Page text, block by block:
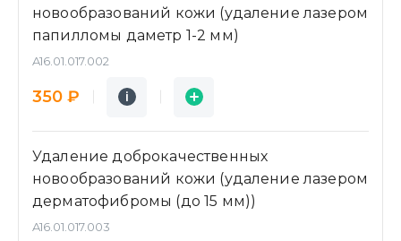
новообразований кожи (удаление лазером
папилломы даметр 1-2 мм)
A16.01.017.002
350 ₽ i
Подробнее
i
Заявка
Удаление доброкачественных
новообразований кожи (удаление лазером
дерматофибромы (до 15 мм))
A16.01.017.003